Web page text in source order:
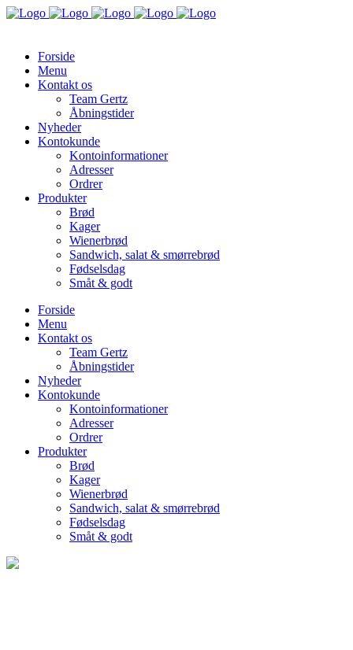
Forside
Menu
Kontakt os
Team Gertz
Åbningstider
Nyheder
Kontokunde
Kontoinformationer
Adresser
Ordrer
Produkter
Brød
Kager
Wienerbrød
Sandwich, salat & smørrebrød
Fødselsdag
Småt & godt
Forside
Menu
Kontakt os
Team Gertz
Åbningstider
Nyheder
Kontokunde
Kontoinformationer
Adresser
Ordrer
Produkter
Brød
Kager
Wienerbrød
Sandwich, salat & smørrebrød
Fødselsdag
Småt & godt